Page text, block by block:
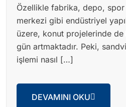
Özellikle fabrika, depo, spor
merkezi gibi endüstriyel
üzere, konut projelerinde de
gün artmaktadır. Peki,
işlemi nasıl […]
DEVAMINI OKU